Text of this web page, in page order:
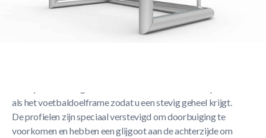
als het voetbaldoelframe zodat u een stevig geheel krijgt.
De profielen zijn speciaal verstevigd om doorbuiging te
voorkomen en hebben een glijgoot aan de achterzijde om